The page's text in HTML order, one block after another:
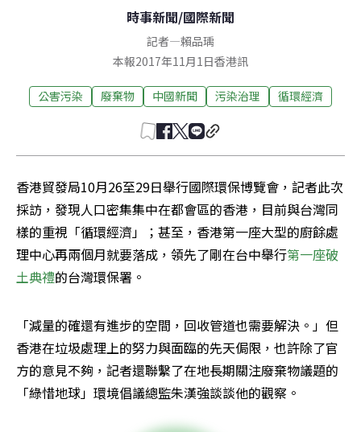
時事新聞/國際新聞
記者—賴品瑀
本報2017年11月1日香港訊
公害污染 廢棄物 中國新聞 污染治理 循環經濟
香港貿發局10月26至29日舉行國際環保博覽會，記者此次
採訪，發現人口密集集中在都會區的香港，目前與台灣同
樣的重視「循環經濟」；甚至，香港第一座大型的廚餘處
理中心再兩個月就要落成，領先了剛在台中舉行第一座破
土典禮的台灣環保署。
「減量的確還有進步的空間，回收管道也需要解決。」但
香港在垃圾處理上的努力與面臨的先天侷限，也許除了官
方的意見不夠，記者還聯繫了在地長期關注廢棄物議題的
「綠惜地球」環境倡議總監朱漢強談談他的觀察。